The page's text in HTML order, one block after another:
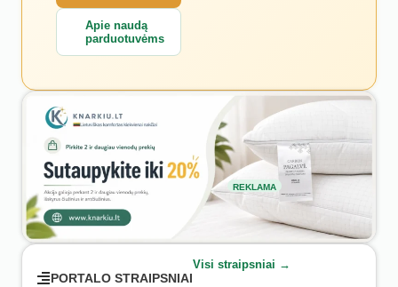
Apie naudą
parduotuvėms
REKLAMA
PORTALO STRAIPSNIAI
Visi straipsniai →